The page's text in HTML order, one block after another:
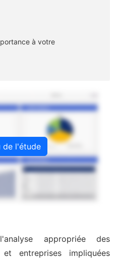
à votre
de l'étude
appropriée des
entreprises impliquées